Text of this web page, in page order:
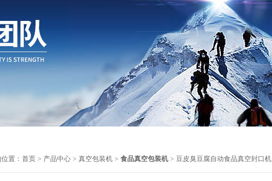
置： 首页 > 产品中心 > 真空包装机 > 食品真空包装机> 豆皮臭豆腐自动食品真空封口机